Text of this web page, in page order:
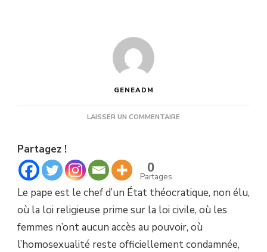
GENEADM
LAISSER UN COMMENTAIRE
DU
PAPE
UN
ENJEU
Partagez !
0
Partages
Le pape est le chef d’un État théocratique, non élu,
où la loi religieuse prime sur la loi civile, où les
femmes n’ont aucun accès au pouvoir, où
l’homosexualité reste officiellement condamnée,